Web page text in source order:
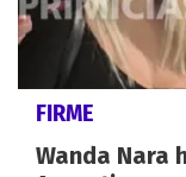
FIRME
Wanda Nara